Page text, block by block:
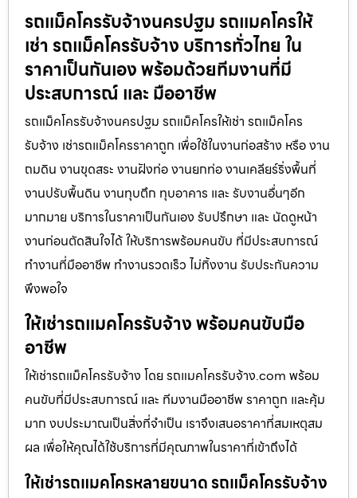
รถแม็คโครรับจ้างนครปฐม รถแมคโครให้
เช่า รถแม็คโครรับจ้าง บริการทั่วไทย ใน
ราคาเป็นกันเอง พร้อมด้วยทีมงานที่มี
ประสบการณ์ และ มืออาชีพ
รถแม็คโครรับจ้างนครปฐม รถแม็คโครให้เช่า รถแม็คโคร
รับจ้าง เช่ารถแม็คโครราคาถูก เพื่อใช้ในงานก่อสร้าง หรือ งาน
ถมดิน งานขุดสระ งานฝังท่อ งานยกท่อ งานเคลียร์ริ่งพื้นที่
งานปรับพื้นดิน งานทุบตึก ทุบอาคาร และ รับงานอื่นๆอีก
มากมาย บริการในราคาเป็นกันเอง รับปรึกษา และ นัดดูหน้า
งานก่อนตัดสินใจได้ ให้บริการพร้อมคนขับ ที่มีประสบการณ์
ทำงานที่มืออาชีพ ทำงานรวดเร็ว ไม่ทิ้งงาน รับประกันความ
พึงพอใจ
ให้เช่ารถแมคโครรับจ้าง พร้อมคนขับมือ
อาชีพ
ให้เช่ารถแม็คโครรับจ้าง โดย รถแมคโครรับจ้าง.com พร้อม
คนขับที่มีประสบการณ์ และ ทีมงานมืออาชีพ ราคาถูก และคุ้ม
มาก งบประมาณเป็นสิ่งที่จำเป็น เราจึงเสนอราคาที่สมเหตุสม
ผล เพื่อให้คุณได้ใช้บริการที่มีคุณภาพในราคาที่เข้าถึงได้
ให้เช่ารถแมคโครหลายขนาด รถแม็คโครรับจ้าง